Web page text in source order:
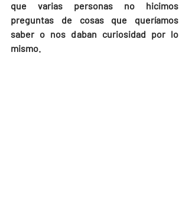
que varias personas no hicimos
preguntas de cosas que queríamos
saber o nos daban curiosidad por lo
mismo.